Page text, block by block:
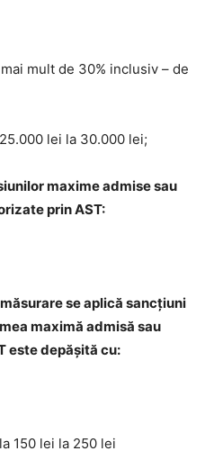
mult de 30% inclusiv – de
lei la 30.000 lei;
maxime admise sau
prin AST:
se aplică sancțiuni
maximă admisă sau
este depășită cu:
150 lei la 250 lei